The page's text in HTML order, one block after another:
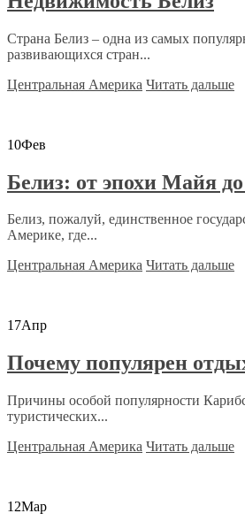
Страна Белиз – одна из самых
развивающихся стран...
Центральная Америка Читать дальше
10Фев
Белиз: от эпохи Майя
Белиз, пожалуй, единственное
Америке, где...
Центральная Америка Читать дальше
17Апр
Почему популярен
Причины особой популярности
туристических...
Центральная Америка Читать дальше
12Мар